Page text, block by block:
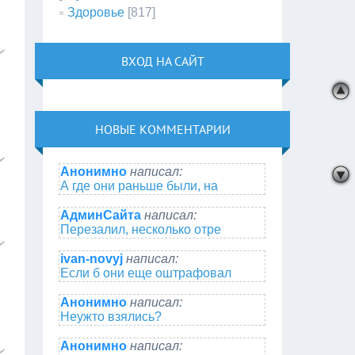
Здоровье [817]
ВХОД НА САЙТ
НОВЫЕ КОММЕНТАРИИ
Анонимно написал:
А где они раньше были, на
АдминСайта написал:
Перезалил, несколько отре
ivan-novyj написал:
Если б они еще оштрафовал
Анонимно написал:
Неужто взялись?
Анонимно написал: